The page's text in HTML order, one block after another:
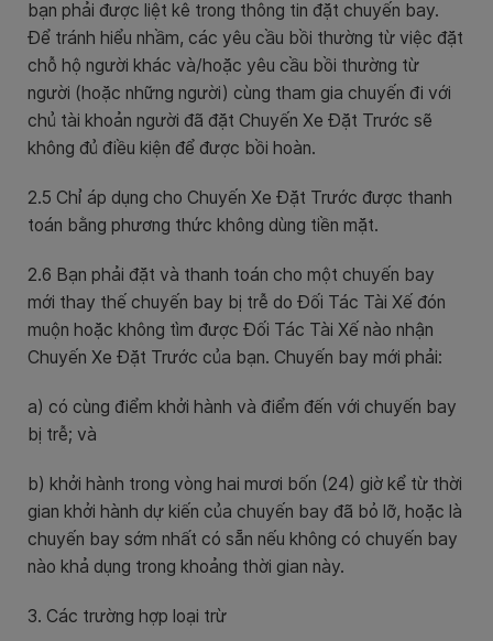
bạn phải được liệt kê trong thông tin đặt chuyến bay.
Để tránh hiểu nhầm, các yêu cầu bồi thường từ việc đặt
chỗ hộ người khác và/hoặc yêu cầu bồi thường từ
người (hoặc những người) cùng tham gia chuyến đi với
chủ tài khoản người đã đặt Chuyến Xe Đặt Trước sẽ
không đủ điều kiện để được bồi hoàn.
2.5 Chỉ áp dụng cho Chuyến Xe Đặt Trước được thanh
toán bằng phương thức không dùng tiền mặt.
2.6 Bạn phải đặt và thanh toán cho một chuyến bay
mới thay thế chuyến bay bị trễ do Đối Tác Tài Xế đón
muộn hoặc không tìm được Đối Tác Tài Xế nào nhận
Chuyến Xe Đặt Trước của bạn. Chuyến bay mới phải:
a) có cùng điểm khởi hành và điểm đến với chuyến bay
bị trễ; và
b) khởi hành trong vòng hai mươi bốn (24) giờ kể từ thời
gian khởi hành dự kiến ​​của chuyến bay đã bỏ lỡ, hoặc là
chuyến bay sớm nhất có sẵn nếu không có chuyến bay
nào khả dụng trong khoảng thời gian này.
3. Các trường hợp loại trừ